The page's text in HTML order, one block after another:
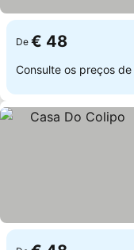
De € 48
Consulte os preços de